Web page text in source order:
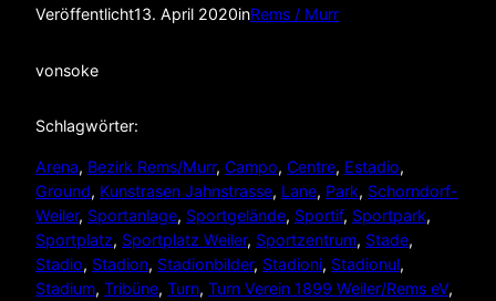
Veröffentlicht13. April 2020inRems / Murr
vonsoke
Schlagwörter:
Arena, Bezirk Rems/Murr, Campo, Centre, Estadio
Ground, Kunstrasen Jahnstrasse, Lane, Park, Schorndorf-
Weiler, Sportanlage, Sportgelände, Sportif, Sportpark
Sportplatz, Sportplatz Weiler, Sportzentrum, Stade
Stadio, Stadion, Stadionbilder, Stadioni, Stadionul
Stadium, Tribüne, Turn, Turn Verein 1899 Weiler/Rems eV